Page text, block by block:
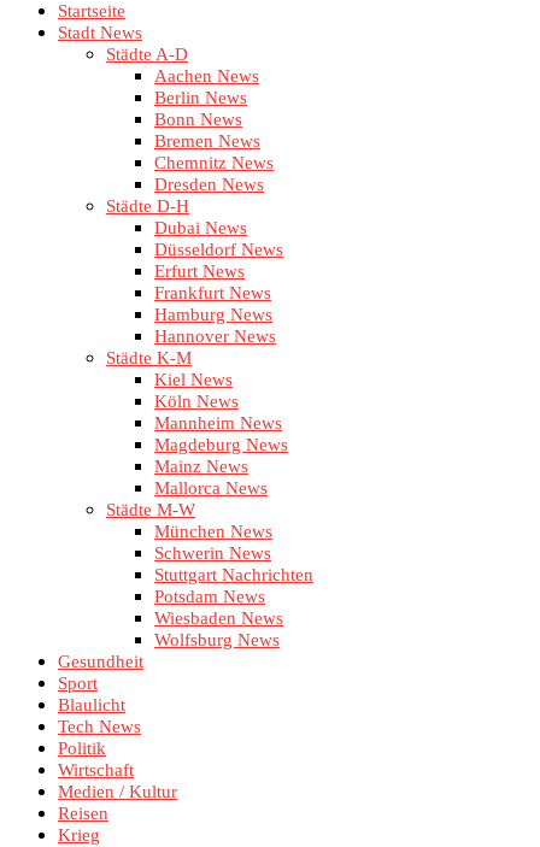
Startseite
Stadt News
Städte A-D
Aachen News
Berlin News
Bonn News
Bremen News
Chemnitz News
Dresden News
Städte D-H
Dubai News
Düsseldorf News
Erfurt News
Frankfurt News
Hamburg News
Hannover News
Städte K-M
Kiel News
Köln News
Mannheim News
Magdeburg News
Mainz News
Mallorca News
Städte M-W
München News
Schwerin News
Stuttgart Nachrichten
Potsdam News
Wiesbaden News
Wolfsburg News
Gesundheit
Sport
Blaulicht
Tech News
Politik
Wirtschaft
Medien / Kultur
Reisen
Krieg